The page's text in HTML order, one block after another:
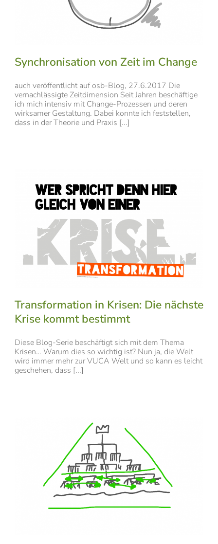
Synchronisation von Zeit im Change
auch veröffentlicht auf osb-Blog, 27.6.2017 Die
vernachlässigte Zeitdimension Seit Jahren beschäftige
ich mich intensiv mit Change-Prozessen und deren
wirksamer Gestaltung. Dabei konnte ich feststellen,
dass in der Theorie und Praxis [...]
Transformation in Krisen: Die nächste
Krise kommt bestimmt
Diese Blog-Serie beschäftigt sich mit dem Thema
Krisen… Warum dies so wichtig ist? Nun ja, die Welt
wird immer mehr zur VUCA Welt und so kann es leicht
geschehen, dass [...]